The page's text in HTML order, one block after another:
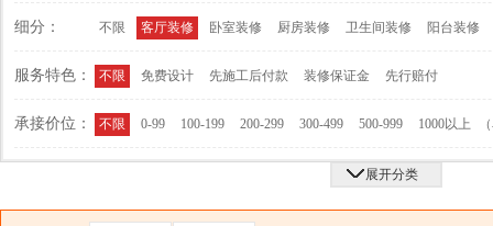
细分： 不限 客厅装修 卧室装修 厨房装修 卫生间装修 阳台装修
服务特色： 不限 免费设计 先施工后付款 装修保证金 先行赔付
承接价位： 不限 0-99 100-199 200-299 300-499 500-999 1000以上
展开分类